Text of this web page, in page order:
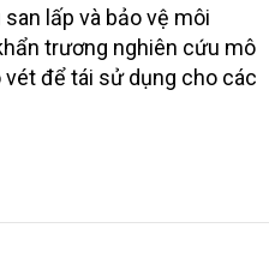
lấp và bảo vệ môi
trương nghiên cứu mô
để tái sử dụng cho các